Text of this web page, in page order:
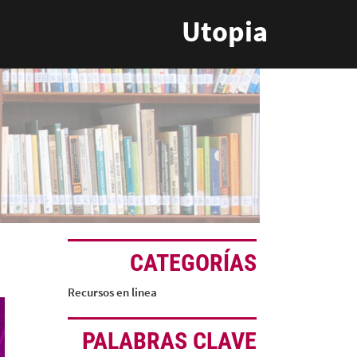
Utopia
CATEGORÍAS
Recursos en linea
PALABRAS CLAVE